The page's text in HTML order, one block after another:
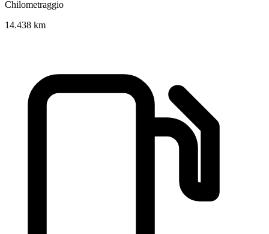
Chilometraggio
14.438 km